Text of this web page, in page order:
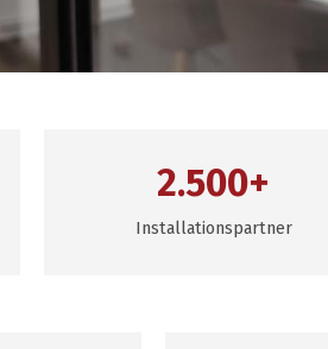
2.500+
Installationspartner